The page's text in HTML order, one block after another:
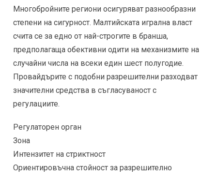
Многобройните региони осигуряват разнообразни
степени на сигурност. Малтийската игрална власт
счита се за едно от най-строгите в бранша,
предполагаща обективни одити на механизмите на
случайни числа на всеки един шест полугодие.
Провайдърите с подобни разрешителни разходват
значителни средства в съгласуваност с
регулациите.
Регулаторен орган
Зона
Интензитет на стриктност
Ориентировъчна стойност за разрешително